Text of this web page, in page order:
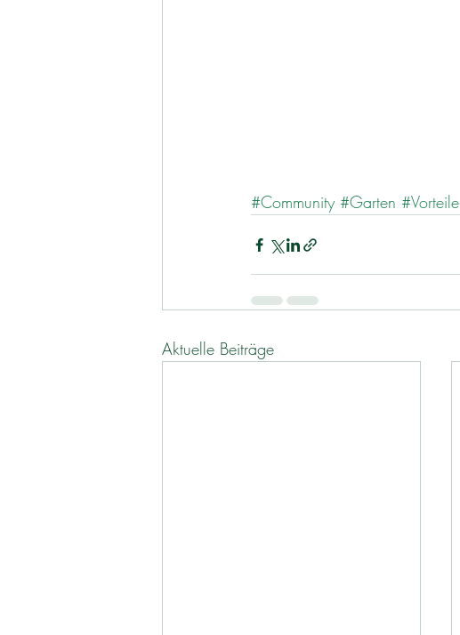
#Community #Garten #Vorteile
Aktuelle Beiträge